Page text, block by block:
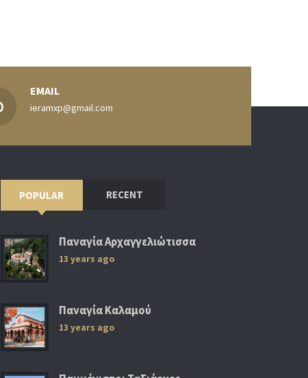
EMAIL
ieramxp@gmail.com
POPULAR RECENT
Παναγία Αρχαγγελιώτισσα
13 years ago
Παναγία Καλαμού
13 years ago